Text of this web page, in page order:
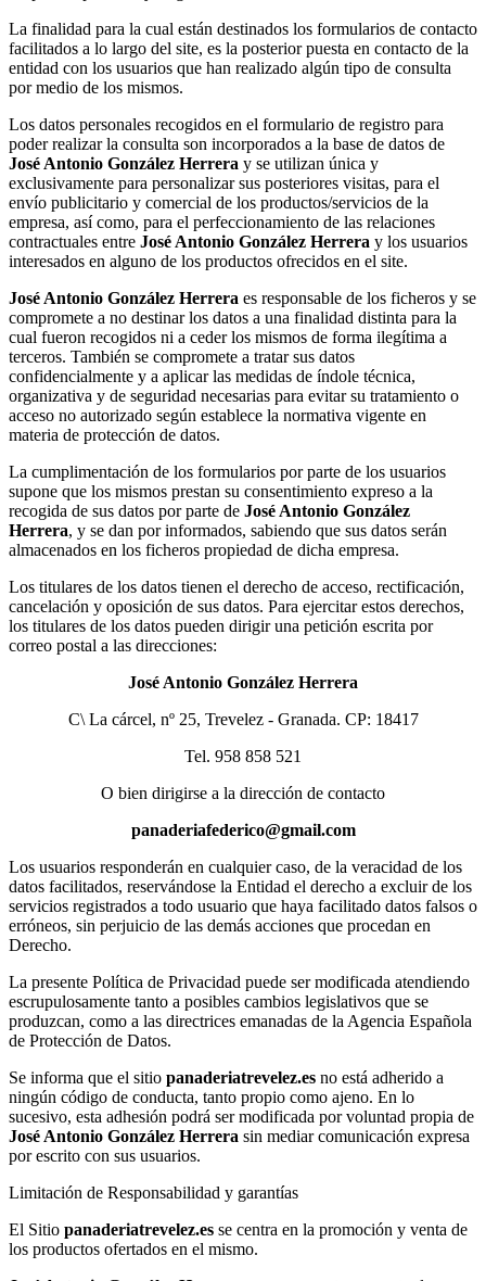
La finalidad para la cual están destinados los formularios de contacto
facilitados a lo largo del site, es la posterior puesta en contacto de la
entidad con los usuarios que han realizado algún tipo de consulta
por medio de los mismos.
Los datos personales recogidos en el formulario de registro para
poder realizar la consulta son incorporados a la base de datos de
José Antonio González Herrera y se utilizan única y
exclusivamente para personalizar sus posteriores visitas, para el
envío publicitario y comercial de los productos/servicios de la
empresa, así como, para el perfeccionamiento de las relaciones
contractuales entre José Antonio González Herrera y los usuarios
interesados en alguno de los productos ofrecidos en el site.
José Antonio González Herrera es responsable de los ficheros y se
compromete a no destinar los datos a una finalidad distinta para la
cual fueron recogidos ni a ceder los mismos de forma ilegítima a
terceros. También se compromete a tratar sus datos
confidencialmente y a aplicar las medidas de índole técnica,
organizativa y de seguridad necesarias para evitar su tratamiento o
acceso no autorizado según establece la normativa vigente en
materia de protección de datos.
La cumplimentación de los formularios por parte de los usuarios
supone que los mismos prestan su consentimiento expreso a la
recogida de sus datos por parte de José Antonio González
Herrera, y se dan por informados, sabiendo que sus datos serán
almacenados en los ficheros propiedad de dicha empresa.
Los titulares de los datos tienen el derecho de acceso, rectificación,
cancelación y oposición de sus datos. Para ejercitar estos derechos,
los titulares de los datos pueden dirigir una petición escrita por
correo postal a las direcciones:
José Antonio González Herrera
C\ La cárcel, nº 25, Trevelez - Granada. CP: 18417
Tel. 958 858 521
O bien dirigirse a la dirección de contacto
panaderiafederico@gmail.com
Los usuarios responderán en cualquier caso, de la veracidad de los
datos facilitados, reservándose la Entidad el derecho a excluir de los
servicios registrados a todo usuario que haya facilitado datos falsos o
erróneos, sin perjuicio de las demás acciones que procedan en
Derecho.
La presente Política de Privacidad puede ser modificada atendiendo
escrupulosamente tanto a posibles cambios legislativos que se
produzcan, como a las directrices emanadas de la Agencia Española
de Protección de Datos.
Se informa que el sitio panaderiatrevelez.es no está adherido a
ningún código de conducta, tanto propio como ajeno. En lo
sucesivo, esta adhesión podrá ser modificada por voluntad propia de
José Antonio González Herrera sin mediar comunicación expresa
por escrito con sus usuarios.
Limitación de Responsabilidad y garantías
El Sitio panaderiatrevelez.es se centra en la promoción y venta de
los productos ofertados en el mismo.